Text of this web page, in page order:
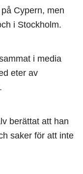
Cypern, men
i Stockholm.
i media
eter av
berättat att han
saker för att inte